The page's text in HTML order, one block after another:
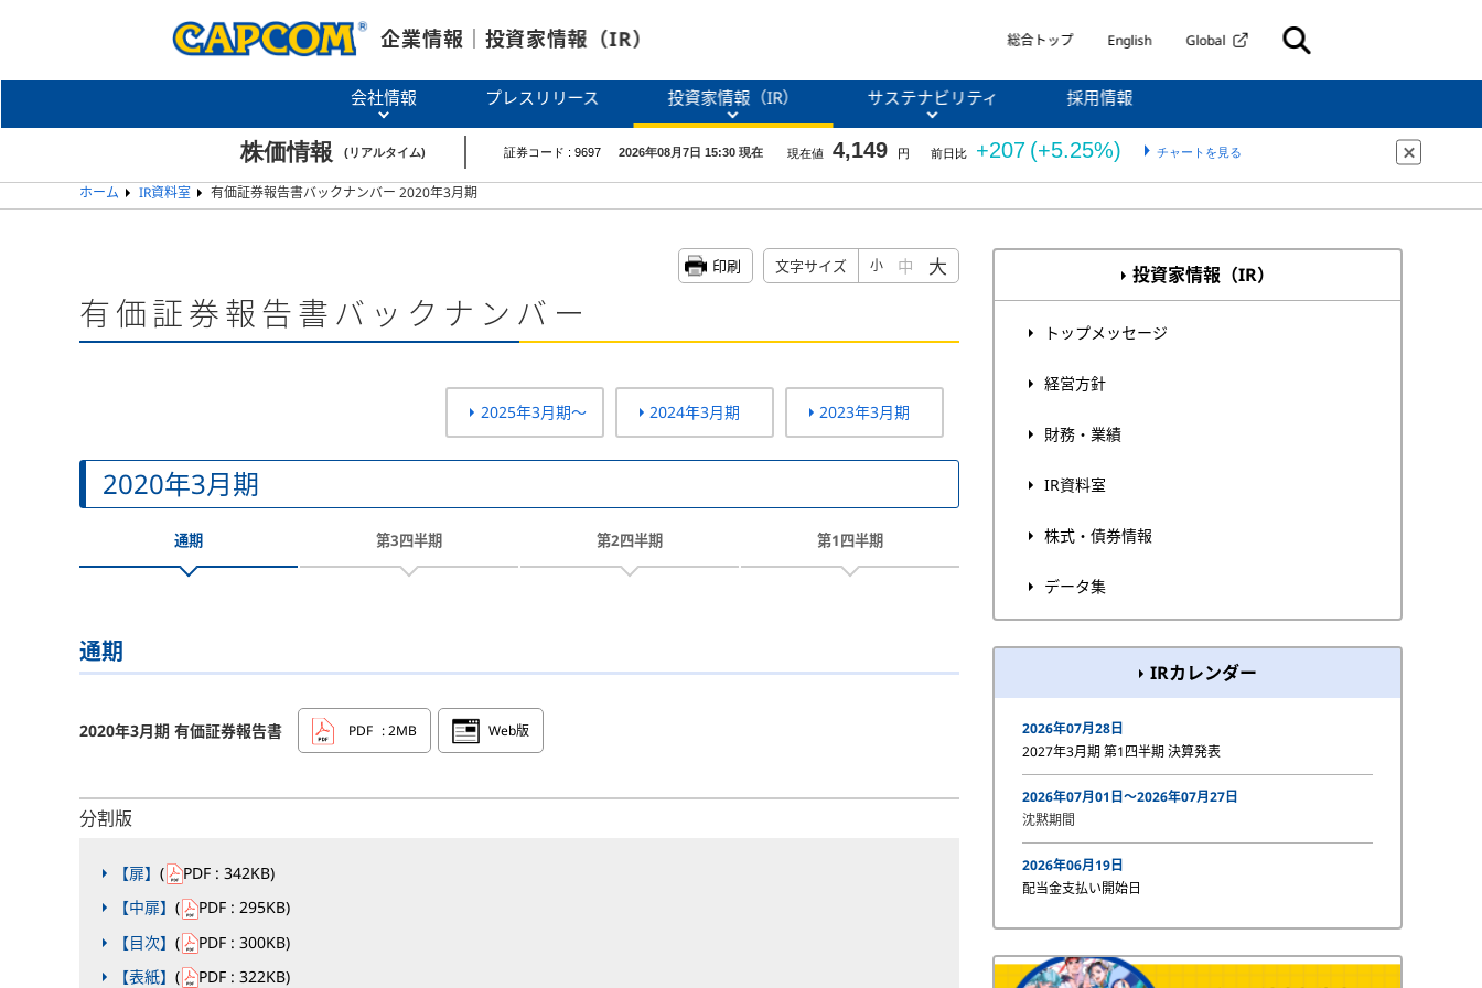
企業情報｜投資家情報（IR） 総合トップ English Global
会社情報 プレスリリース 投資家情報（IR） サステナビリティ 採用情報
ホーム IR資料室 有価証券報告書バックナンバー 2020年3月期
印刷 文字サイズ 小 中 大
有価証券報告書バックナンバー
2025年3月期～ 2024年3月期 2023年3月期
2020年3月期
通期 第3四半期 第2四半期 第1四半期
通期
2020年3月期 有価証券報告書 PDF : 2MB Web版
分割版
【扉】 ( PDF : 342KB)
【中扉】 ( PDF : 295KB)
【目次】 ( PDF : 300KB)
【表紙】 ( PDF : 322KB)
投資家情報（IR）
トップメッセージ
経営方針
財務・業績
IR資料室
株式・債券情報
データ集
IRカレンダー
2026年07月28日
2027年3月期 第1四半期 決算発表
2026年07月01日〜2026年07月27日
沈黙期間
2026年06月19日
配当金支払い開始日